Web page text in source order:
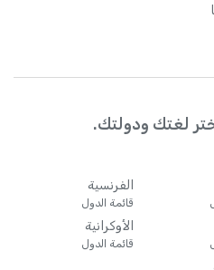
لغتك ودولتك.
الفرنسية
قائمة الدول
الأوكرانية
قائمة الدول